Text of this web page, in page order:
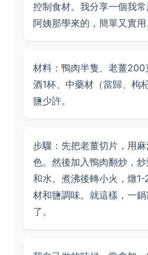
控制食材。我分享一個我
阿姨那學來的，簡單又實用
材料：鴨肉半隻、老薑
酒1杯、中藥材（當歸、枸
鹽少許。
步驟：先把老薑切片，用
色。然後加入鴨肉翻炒，
和水。煮沸後轉小火，燉
材和鹽調味。就這樣，一
了。